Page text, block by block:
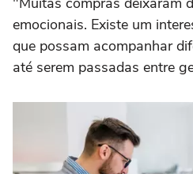
emocionais. Existe um
que possam acompanhar
até serem passadas entre